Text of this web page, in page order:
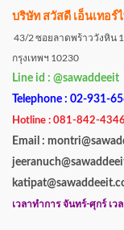
บริษัท สวัสดี เอ็นเทอร์
43/2 ซอยลาดพร้าววังหิน
กรุงเทพฯ 10230
Line id : @sawaddeeit
Telephone : 02-931-
Hotline : 081-842-
Email :
เวลาทำการ จันทร์-ศุกร์ เว